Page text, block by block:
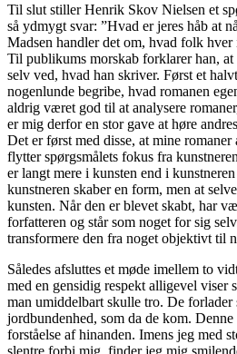
Til slut stiller Henrik Skov Nielsen et
så ydmygt svar: ”Hvad er jeres håb at
Madsen handler det om, hvad folk
Til publikums morskab forklarer han,
selv ved, hvad han skriver. Først et
nogenlunde begribe, hvad romanen
aldrig været god til at analysere
er mig derfor en stor gave at høre
Det er først med disse, at mine romaner
flytter spørgsmålets fokus fra
er langt mere i kunsten end i
kunstneren skaber en form, men at
kunsten. Når den er blevet skabt, har
forfatteren og står som noget for sig
transformere den fra noget objektivt til
Således afsluttes et møde imellem to
med en gensidig respekt alligevel viser
man umiddelbart skulle tro. De forlader
jordbundenhed, som da de kom. Denne
forståelse af hinanden. Imens jeg med
slentre forbi mig, finder jeg mig